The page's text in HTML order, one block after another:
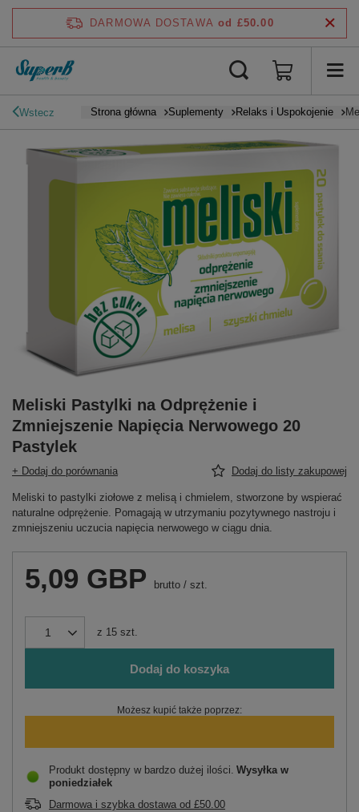
DARMOWA DOSTAWA od £50.00
Wstecz Strona główna Suplementy Relaks i Uspokojenie
Meliski Pastylki na Odprężenie i
Zmniejszenie Napięcia Nerwowego 20
Pastylek
+ Dodaj do porównania Dodaj do listy zakupowej
Meliski to pastylki ziołowe z melisą i chmielem, stworzone by wspierać
naturalne odprężenie. Pomagają w utrzymaniu pozytywnego nastroju i
zmniejszeniu uczucia napięcia nerwowego w ciągu dnia.
5,09 GBP brutto / szt.
z 15 szt.
Dodaj do koszyka
Możesz kupić także poprzez:
Produkt dostępny w bardzo dużej ilości Wysyłka w
poniedziałek
Darmowa i szybka dostawa od £50.00